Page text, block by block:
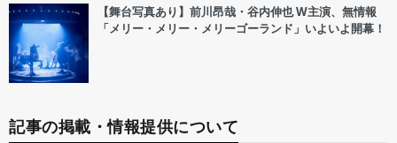
【舞台写真あり】前川昂哉・谷内伸也 W主演、無情報
「メリー・メリー・メリーゴーランド」いよいよ開幕！
記事の掲載・情報提供について